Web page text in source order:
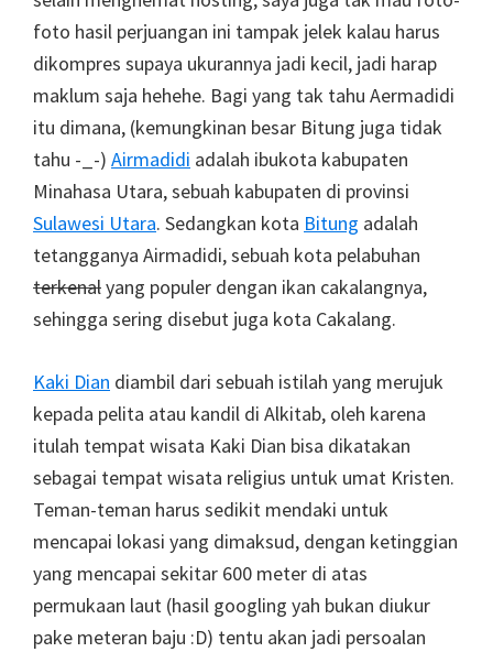
foto hasil perjuangan ini tampak jelek kalau harus
dikompres supaya ukurannya jadi kecil, jadi harap
maklum saja hehehe. Bagi yang tak tahu Aermadidi
itu dimana, (kemungkinan besar Bitung juga tidak
tahu -_-) Airmadidi adalah ibukota kabupaten
Minahasa Utara, sebuah kabupaten di provinsi
Sulawesi Utara. Sedangkan kota Bitung adalah
tetangganya Airmadidi, sebuah kota pelabuhan
terkenalyang populer dengan ikan cakalangnya,
sehingga sering disebut juga kota Cakalang.
Kaki Dian diambil dari sebuah istilah yang merujuk
kepada pelita atau kandil di Alkitab, oleh karena
itulah tempat wisata Kaki Dian bisa dikatakan
sebagai tempat wisata religius untuk umat Kristen.
Teman-teman harus sedikit mendaki untuk
mencapai lokasi yang dimaksud, dengan ketinggian
yang mencapai sekitar 600 meter di atas
permukaan laut (hasil googling yah bukan diukur
pake meteran baju :D) tentu akan jadi persoalan